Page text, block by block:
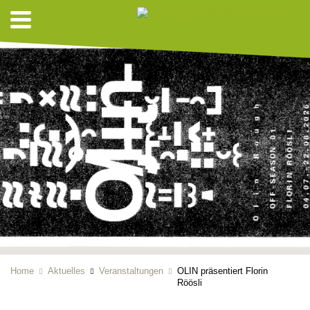
Home Aktuelles Veranstaltungen
OLIN präsentiert Florin
Röösli